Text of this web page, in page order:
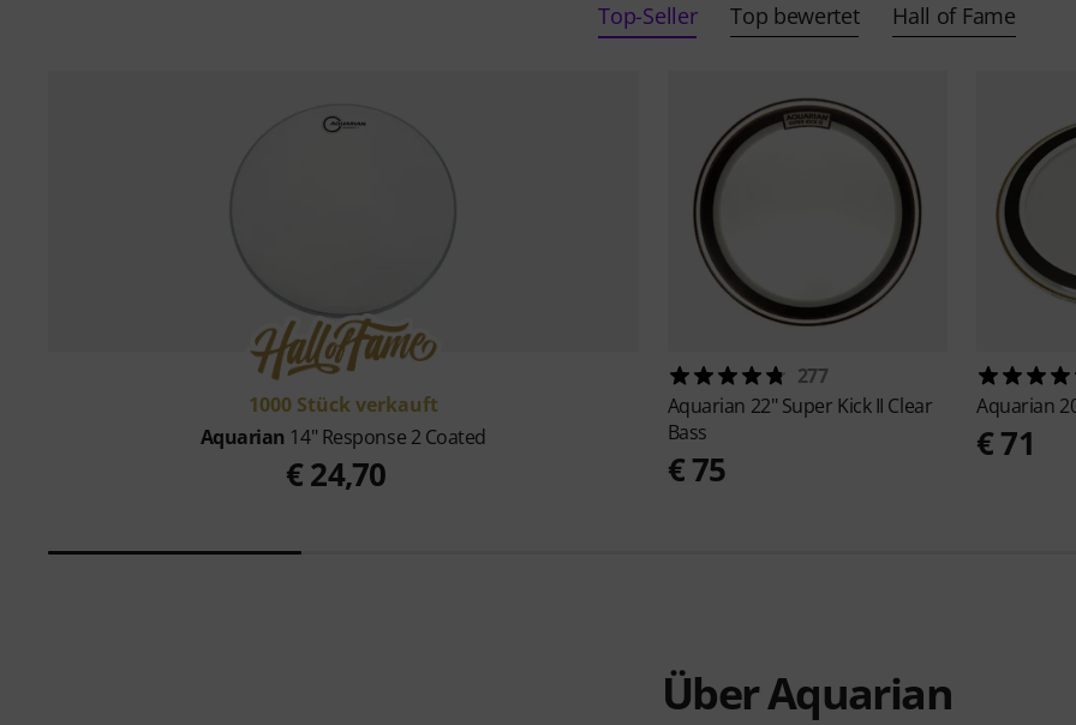
Top-Seller Top bewertet Hall of Fame
1000 Stück verkauft
Aquarian 14" Response 2 Coated
€ 24,70
277
Aquarian 22" Super Kick II Clear
Bass
€ 75
Aquarian
€ 71
Über Aquarian